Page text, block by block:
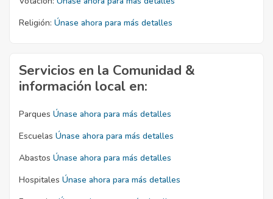
Religión: Únase ahora para más detalles
Servicios en la Comunidad &
información local en:
Parques Únase ahora para más detalles
Escuelas Únase ahora para más detalles
Abastos Únase ahora para más detalles
Hospitales Únase ahora para más detalles